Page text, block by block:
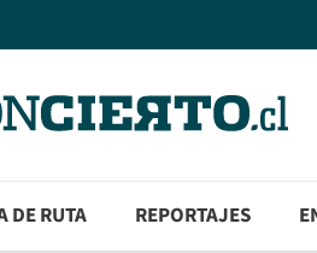
DE RUTA REPORTAJES